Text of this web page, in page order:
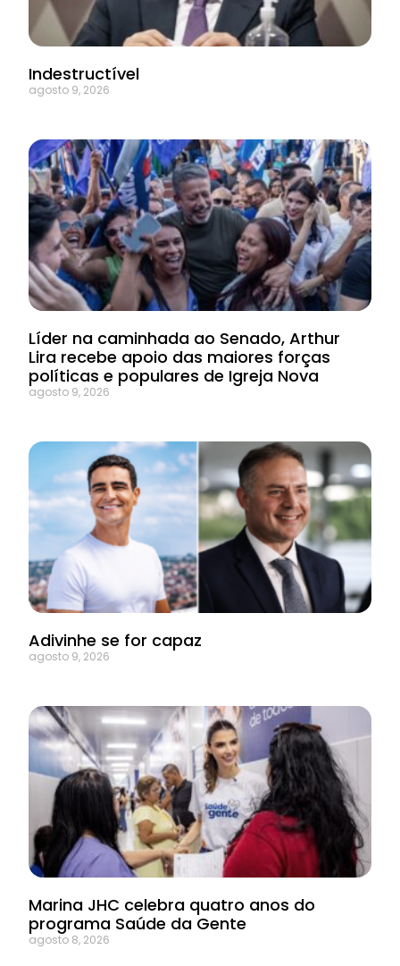
Indestructível
agosto 9, 2026
Líder na caminhada ao Senado, Arthur
Lira recebe apoio das maiores forças
políticas e populares de Igreja Nova
agosto 9, 2026
Adivinhe se for capaz
agosto 9, 2026
Marina JHC celebra quatro anos do
programa Saúde da Gente
agosto 8, 2026